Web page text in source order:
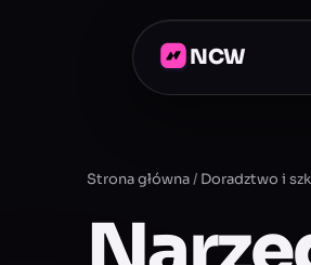
NCW
Strona główna/ Doradztwo i